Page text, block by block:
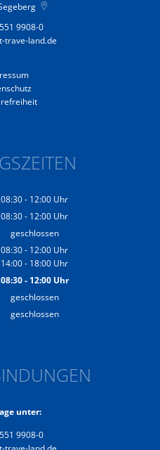
9908-0
trave-land.de
08:30- 12:00 Uhr
Von 08:30 bis 12:00 Uhr
08:30- 12:00 Uhr
Von 08:30 bis 12:00 Uhr
geschlossen
08:30- 12:00 Uhr
Von 08:30 bis 12:00 Uhr
14:00- 18:00 Uhr
Von 14:00 bis 18:00 Uhr
08:30- 12:00Uhr
Von 08:30 bis 12:00 Uhr
geschlossen
geschlossen
unter:
9908-0